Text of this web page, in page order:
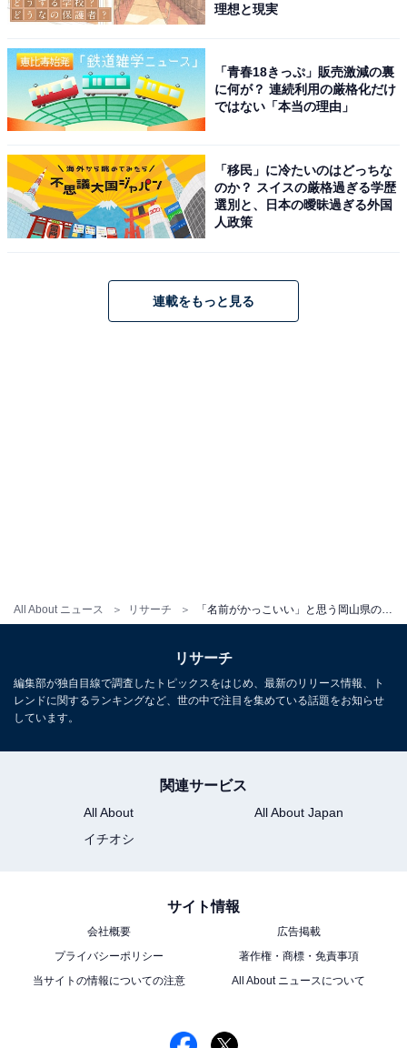
All About ニュース リサーチ
こちらもおすすめ
広島県の市で「名前がかっこいい」と思う市ラ
【2025年調査】
理想と現実
「青春18きっぷ」販売激減の裏
に何が？ 連続利用の厳格化だけ
ではない「本当の理由」
「移民」に冷たいのはどっちな
のか？ スイスの厳格過ぎる学歴
選別と、日本の曖昧過ぎる外国
人政策
連載をもっと見る
リサーチ
編集部が独自目線で調査したトピックスをはじめ、最新のリリース情報、ト
レンドに関するランキングなど、世の中で注目を集めている話題をお知らせ
しています。
関連サービス
All About
All About Japan
イチオシ
サイト情報
会社概要
広告掲載
プライバシーポリシー
著作権・商標・免責事項
当サイトの情報についての注意
All About ニュースについて